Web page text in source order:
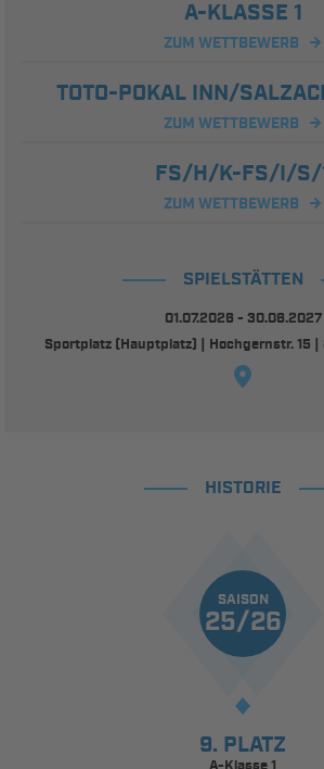
A-KLASSE 1
ZUM WETTBEWERB
TOTO-POKAL INN/
ZUM WETTBEWERB
FS/H/K-FS/I/S/
ZUM WETTBEWERB
SPIELSTÄTTEN
01.07.2026 - 30.06.2027
Sportplatz (Hauptplatz) | Hochgernstr. 15
HISTORIE
SAISON
25/26
9. PLATZ